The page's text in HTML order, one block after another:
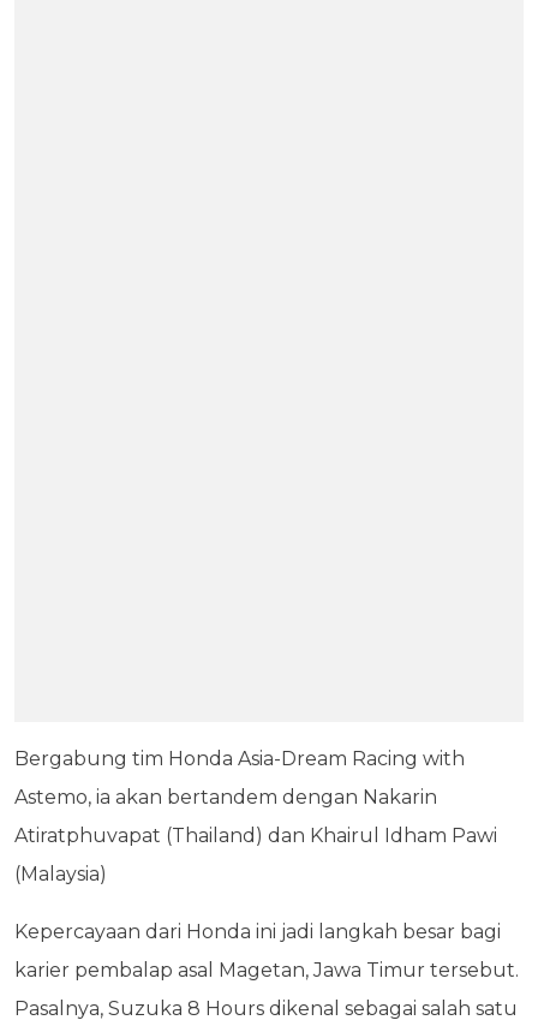
Bergabung tim Honda Asia-Dream Racing with
Astemo, ia akan bertandem dengan Nakarin
Atiratphuvapat (Thailand) dan Khairul Idham Pawi
(Malaysia)
Kepercayaan dari Honda ini jadi langkah besar bagi
karier pembalap asal Magetan, Jawa Timur tersebut.
Pasalnya, Suzuka 8 Hours dikenal sebagai salah satu